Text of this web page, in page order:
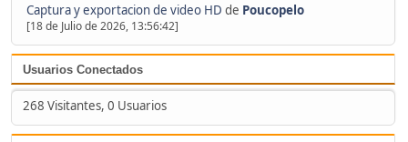
Captura y exportacion de video HD de Poucopelo
[18 de Julio de 2026, 13:56:42]
Usuarios Conectados
268 Visitantes, 0 Usuarios